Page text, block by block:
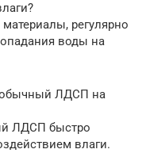
регулярно
воды на
обычный ЛДСП на
ЛДСП быстро
влаги.